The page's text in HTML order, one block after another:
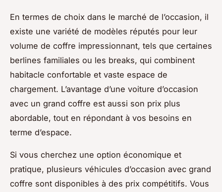
En termes de choix dans le marché de l’occasion, il
existe une variété de modèles réputés pour leur
volume de coffre impressionnant, tels que certaines
berlines familiales ou les breaks, qui combinent
habitacle confortable et vaste espace de
chargement. L’avantage d’une voiture d’occasion
avec un grand coffre est aussi son prix plus
abordable, tout en répondant à vos besoins en
terme d’espace.
Si vous cherchez une option économique et
pratique, plusieurs véhicules d’occasion avec grand
coffre sont disponibles à des prix compétitifs. Vous